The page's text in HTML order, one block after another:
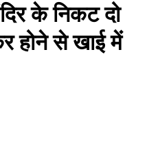
के निकट दो
होने से खाई में